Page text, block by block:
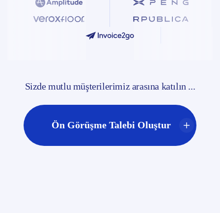
Sizde mutlu müşterilerimiz arasına katılın ...
Ön Görüşme Talebi Oluştur